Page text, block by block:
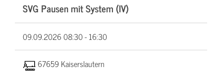
SVG Pausen mit System (IV)
09.09.202608:30 - 16:30
67659 Kaiserslautern